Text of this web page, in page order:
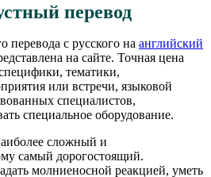
перевод
перевода с русского на английский
на сайте. Точная цена
тематики,
или встречи, языковой
специалистов,
специальное оборудование.
сложный и
самый дорогостоящий.
молниеносной реакцией, уметь